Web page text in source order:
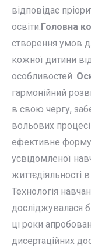
відповідає
освіти.Головна
створення умов
кожної дитини
особливостей.
гармонійний
в свою чергу,
вольових
ефективне
усвідомленої
життєдіяльності
Технологія
досліджувалася
ці роки
дисертаційних